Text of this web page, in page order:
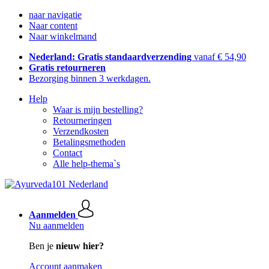
naar navigatie
Naar content
Naar winkelmand
Nederland: Gratis standaardverzending vanaf € 54,90
Gratis retourneren
Bezorging binnen 3 werkdagen.
Help
Waar is mijn bestelling?
Retourneringen
Verzendkosten
Betalingsmethoden
Contact
Alle help-thema`s
Aanmelden
Nu aanmelden
Ben je nieuw hier?
Account aanmaken